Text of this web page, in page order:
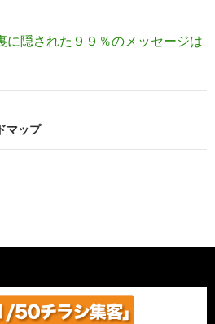
に隠された９９％のメッセージは
マップ